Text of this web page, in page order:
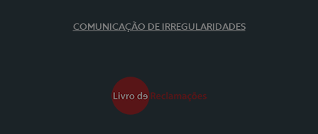
COMUNICAÇÃO DE IRREGULARIDADES